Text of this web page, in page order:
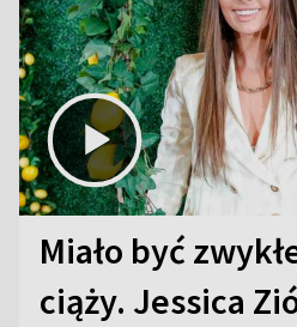
Miało być
ciąży. Jessica